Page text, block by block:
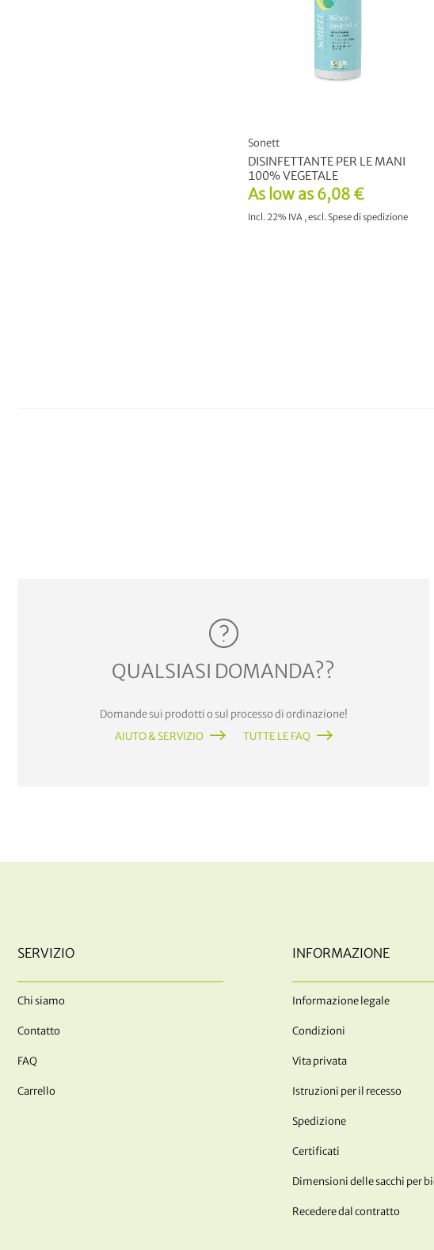
As low as 6,08 €
Incl. 22% IVA ,escl.Spese di spedizione
Sonett
DISINFETTANTE PER LE MANI
100% VEGETALE
QUALSIASI DOMANDA??
Domande sui prodotti o sul processo di ordinazione!
AIUTO & SERVIZIO
TUTTE LE FAQ
SERVIZIO
Chi siamo
Contatto
FAQ
Carrello
INFORMAZIONE
Informazione legale
Condizioni
Vita privata
Istruzioni per il recesso
Spedizione
Certificati
Dimensioni delle sacchi per
Recedere dal contratto